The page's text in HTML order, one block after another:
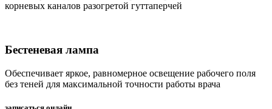
корневых каналов разогретой гуттаперчей
Бестеневая лампа
Обеспечивает яркое, равномерное освещение рабочего поля
без теней для максимальной точности работы врача